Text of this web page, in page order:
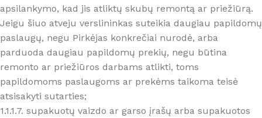
apsilankymo, kad jis atliktų skubų remontą ar priežiūrą.
Jeigu šiuo atveju verslininkas suteikia daugiau papildomų
paslaugų, negu Pirkėjas konkrečiai nurodė, arba
parduoda daugiau papildomų prekių, negu būtina
remonto ar priežiūros darbams atlikti, toms
papildomoms paslaugoms ar prekėms taikoma teisė
atsisakyti sutarties;
1.1.1.7. supakuotų vaizdo ar garso įrašų arba supakuotos